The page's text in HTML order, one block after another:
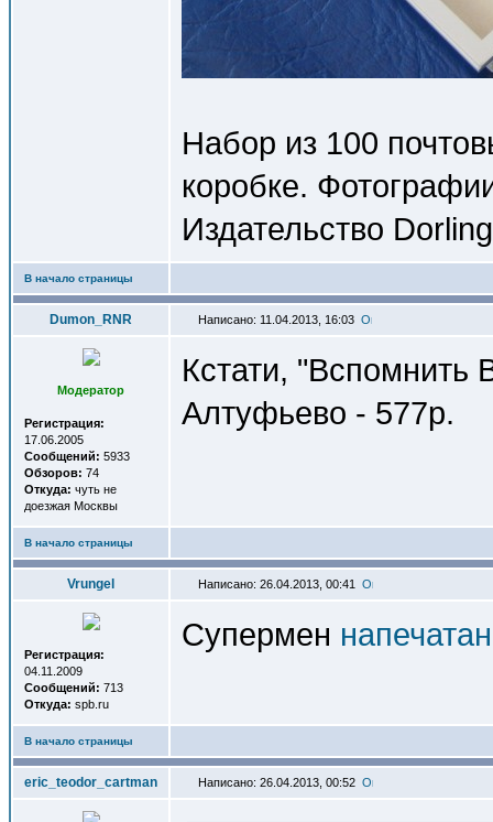
Набор из 100
коробке.
Издательство
В начало страницы
Dumon_RNR Написано: 11.04.2013, 16:03
Модератор
Регистрация:
17.06.2005
Сообщений: 5933
Обзоров: 74
Откуда: чуть не
доезжая Москвы
Кстати,
Алтуфьево - 577р.
В начало страницы
Vrungel Написано: 26.04.2013, 00:41
Регистрация:
04.11.2009
Сообщений: 713
Откуда: spb.ru
Супермен напечатан
В начало страницы
eric_teodor_cartman Написано: 26.04.2013, 00:52